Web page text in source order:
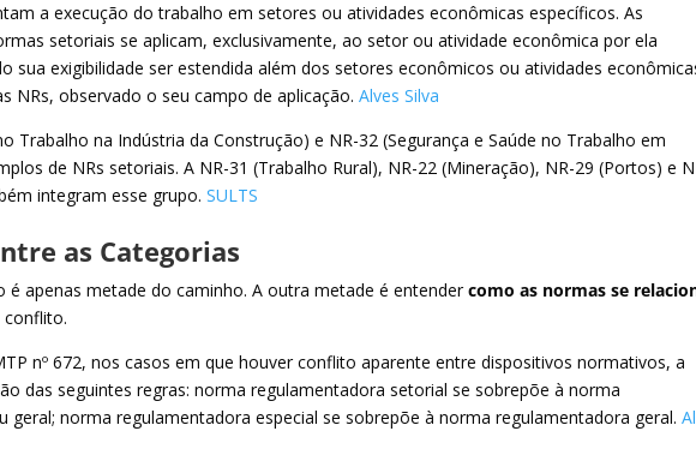
a execução do trabalho em setores ou atividades econômicas específicos. As
setoriais se aplicam, exclusivamente, ao setor ou atividade econômica por ela
sua exigibilidade ser estendida além dos setores econômicos ou atividades
NRs, observado o seu campo de aplicação. Alves Silva
Trabalho na Indústria da Construção) e NR-32 (Segurança e Saúde no Trabalho em
de NRs setoriais. A NR-31 (Trabalho Rural), NR-22 (Mineração), NR-29 (Portos) e
integram esse grupo. SULTS
as Categorias
é apenas metade do caminho. A outra metade é entendercomo as normas se
conflito.
nº 672, nos casos em que houver conflito aparente entre dispositivos normativos, a
das seguintes regras: norma regulamentadora setorial se sobrepõe à norma
geral; norma regulamentadora especial se sobrepõe à norma regulamentadora geral.